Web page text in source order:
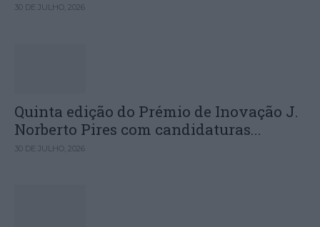
30 DE JULHO, 2026
Quinta edição do Prémio de Inovação J.
Norberto Pires com candidaturas...
30 DE JULHO, 2026